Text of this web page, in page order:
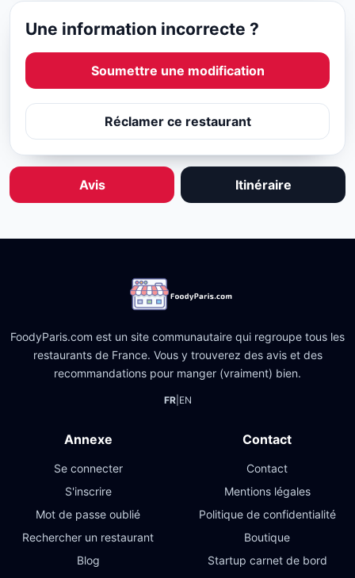
Une information incorrecte ?
Soumettre une modification
Réclamer ce restaurant
Avis Itinéraire
FoodyParis.com est un site communautaire qui regroupe tous les
restaurants de France. Vous y trouverez des avis et des
recommandations pour manger (vraiment) bien.
FR| EN
Annexe
Se connecter
S'inscrire
Mot de passe oublié
Rechercher un restaurant
Blog
Contact
Contact
Mentions légales
Politique de confidentialité
Boutique
Startup carnet de bord